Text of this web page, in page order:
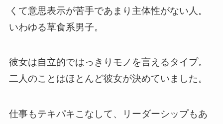
くて意思表示が苦手であまり主体性がない人。
いわゆる草食系男子。
彼女は自立的ではっきりモノを言えるタイプ。
二人のことはほとんど彼女が決めていました。
仕事もテキパキこなして、リーダーシップもあ